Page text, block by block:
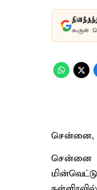
கூகுள்
சென்னை,
சென்னை